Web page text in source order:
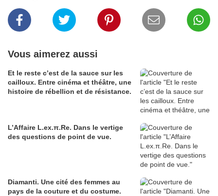
Vous aimerez aussi
Et le reste c’est de la sauce sur les
cailloux. Entre cinéma et théâtre, une
histoire de rébellion et de résistance.
L’Affaire L.ex.π.Re. Dans le vertige
des questions de point de vue.
Diamanti. Une cité des femmes au
pays de la couture et du costume.